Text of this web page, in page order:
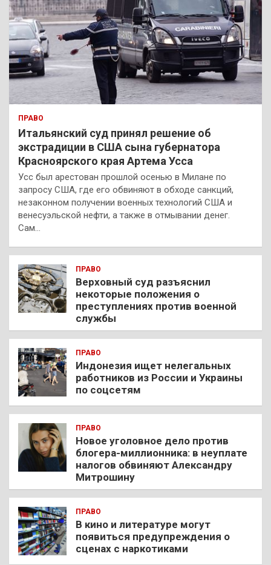
ПРАВО
Итальянский суд принял решение об
экстрадиции в США сына губернатора
Красноярского края Артема Усса
Усс был арестован прошлой осенью в Милане по
запросу США, где его обвиняют в обходе санкций,
незаконном получении военных технологий США и
венесуэльской нефти, а также в отмывании денег.
Сам…
ПРАВО
Верховный суд разъяснил
некоторые положения о
преступлениях против военной
службы
ПРАВО
Индонезия ищет нелегальных
работников из России и Украины
по соцсетям
ПРАВО
Новое уголовное дело против
блогера-миллионника: в неуплате
налогов обвиняют Александру
Митрошину
ПРАВО
В кино и литературе могут
появиться предупреждения о
сценах с наркотиками